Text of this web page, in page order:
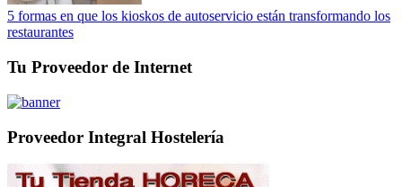
5 formas en que los kioskos de autoservicio están transformando los
restaurantes
Tu Proveedor de Internet
Proveedor Integral Hostelería